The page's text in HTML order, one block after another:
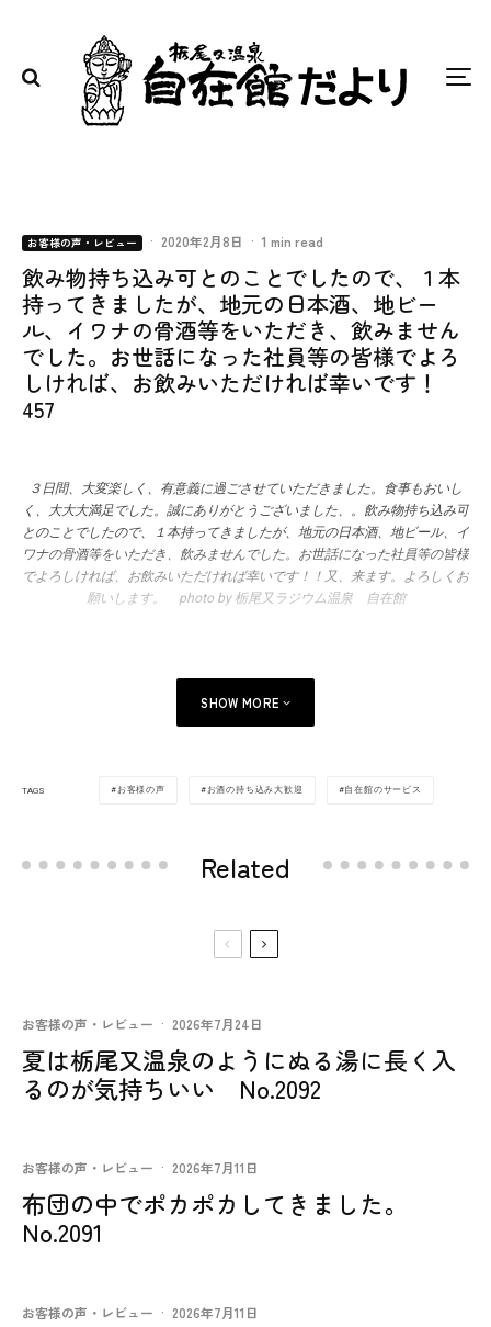
お客様の声・レビュー · 2020年2月8日 · 1 min read
飲み物持ち込み可とのことでしたので、１本
持ってきましたが、地元の日本酒、地ビー
ル、イワナの骨酒等をいただき、飲みません
でした。お世話になった社員等の皆様でよろ
しければ、お飲みいただければ幸いです！
457
３日間、大変楽しく、有意義に過ごさせていただきました。食事もおいし
く、大大大満足でした。誠にありがとうございました、。飲み物持ち込み可
とのことでしたので、１本持ってきましたが、地元の日本酒、地ビール、イ
ワナの骨酒等をいただき、飲みませんでした。お世話になった社員等の皆様
でよろしければ、お飲みいただければ幸いです！！又、来ます。よろしくお
願いします。 photo by 栃尾又ラジウム温泉 自在館
SHOW MORE
TAGS お客様の声 お酒の持ち込み大歓迎 自在館のサービス
Related
お客様の声・レビュー · 2026年7月24日
夏は栃尾又温泉のようにぬる湯に長く入
るのが気持ちいい No.2092
お客様の声・レビュー · 2026年7月11日
布団の中でポカポカしてきました。
No.2091
お客様の声・レビュー · 2026年7月11日